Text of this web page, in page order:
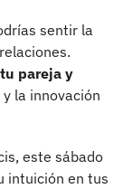
sentir la
pareja y
la innovación
este sábado
intuición en tus